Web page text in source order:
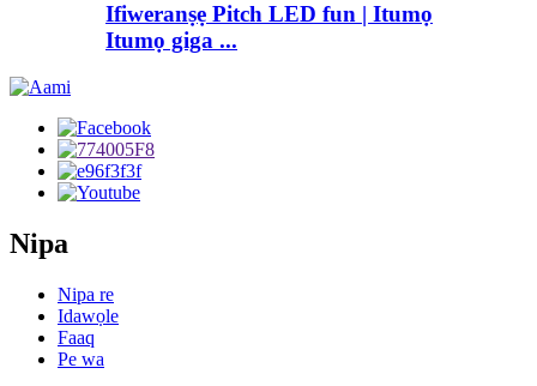
Ifiweranṣẹ Pitch LED fun | Itumọ
Itumọ giga ...
Nipa
Nipa re
Idawọle
Faaq
Pe wa